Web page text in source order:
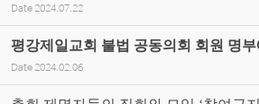
Date 2024.07.22
평강제일교회 불법 공동의회 회원 명
Date 2024.02.06